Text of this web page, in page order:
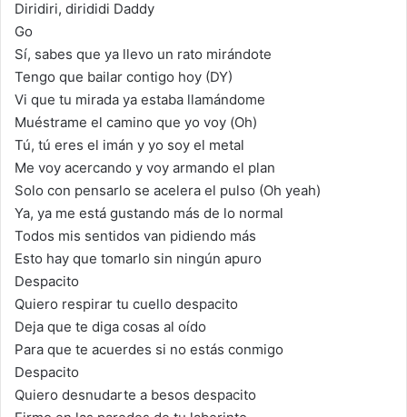
Diridiri, dirididi Daddy
Go
Sí, sabes que ya llevo un rato mirándote
Tengo que bailar contigo hoy (DY)
Vi que tu mirada ya estaba llamándome
Muéstrame el camino que yo voy (Oh)
Tú, tú eres el imán y yo soy el metal
Me voy acercando y voy armando el plan
Solo con pensarlo se acelera el pulso (Oh yeah)
Ya, ya me está gustando más de lo normal
Todos mis sentidos van pidiendo más
Esto hay que tomarlo sin ningún apuro
Despacito
Quiero respirar tu cuello despacito
Deja que te diga cosas al oído
Para que te acuerdes si no estás conmigo
Despacito
Quiero desnudarte a besos despacito